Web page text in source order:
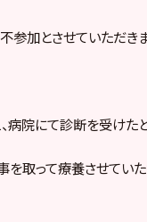
加とさせていただきま
院にて診断を受けたと
取って療養させていた